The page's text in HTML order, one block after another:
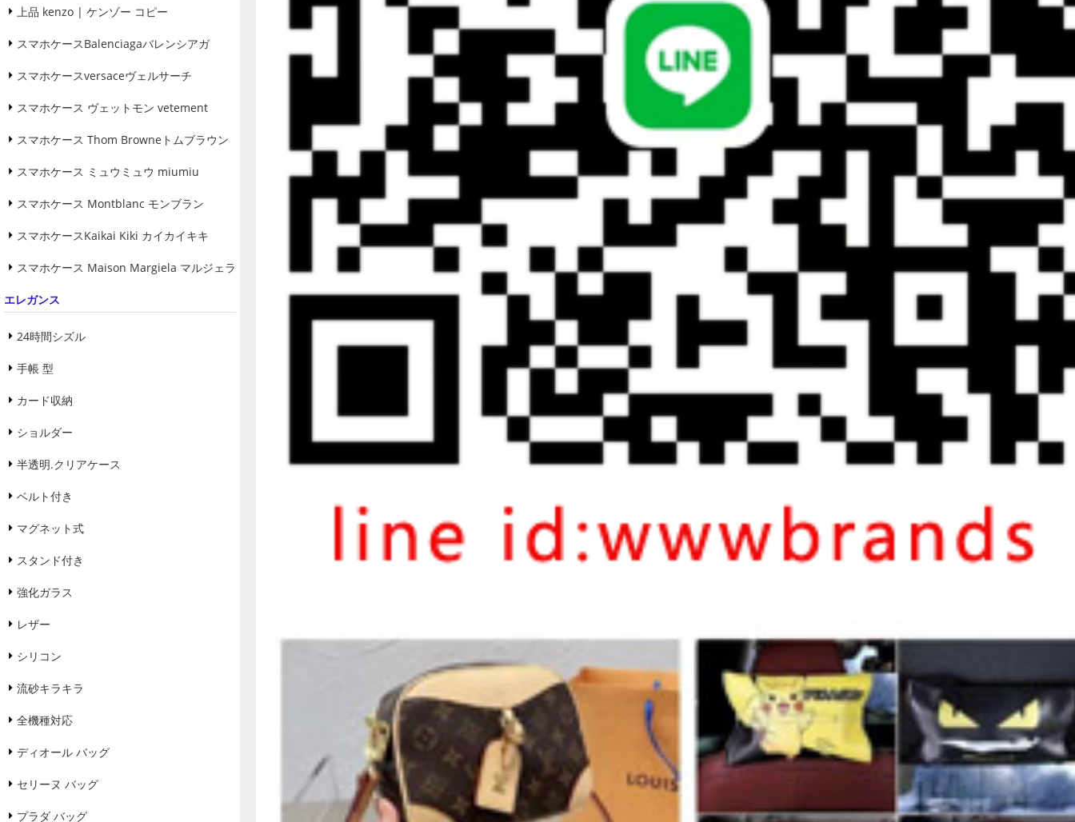
上品 kenzo | ケンゾー コピー
スマホケースBalenciagaバレンシアガ
スマホケースversaceヴェルサーチ
スマホケース ヴェットモン vetement
スマホケース Thom Browneトムブラウン
スマホケース ミュウミュウ miumiu
スマホケース Montblanc モンブラン
スマホケースKaikai Kiki カイカイキキ
スマホケース Maison Margiela マルジェラ
エレガンス
24時間シズル
手帳 型
カード収納
ショルダー
半透明.クリアケース
ベルト付き
マグネット式
スタンド付き
強化ガラス
レザー
シリコン
流砂キラキラ
全機種対応
ディオール バッグ
セリーヌ バッグ
プラダ バッグ